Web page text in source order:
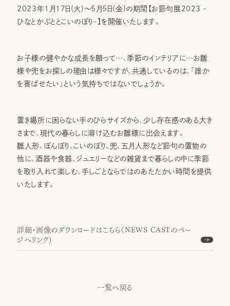
2023年1月17日(火)～5月5日(金)の期間【お節句展2023 -
ひなとかぶととこいのぼり-】を開催いたします。
お子様の健やかな成長を願って…、季節のインテリアに…お雛
様や兜をお探しの理由は様々ですが、共通しているのは、「誰か
を喜ばせたい」という気持ちではないでしょうか。
置き場所に困らない手のひらサイズから、少し存在感のある大き
さまで、現代の暮らしに溶け込むお雛様に出会えます。
雛人形、ぼんぼり、こいのぼり、兜、五月人形など節句の置物の
他に、酒器や食器、ジュエリーなどの雑貨まで暮らしの中に季節
を取り入れて楽しむ、手しごとならではのあたたかい時間を提供
いたします。
詳細・画像のダウンロードはこちら（NEWS CASTのペー
ジへリンク）
一覧へ戻る